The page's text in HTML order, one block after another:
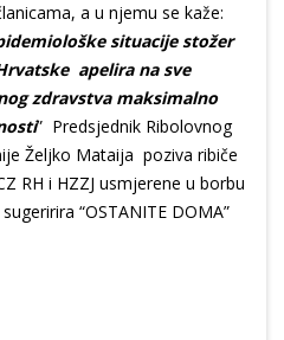
a u njemu se kaže:
situacije stožer
apelira na sve
zdravstva maksimalno
” Predsjednik Ribolovnog
Željko Mataija poziva ribiče
RH i HZZJ usmjerene u borbu
“OSTANITE DOMA”